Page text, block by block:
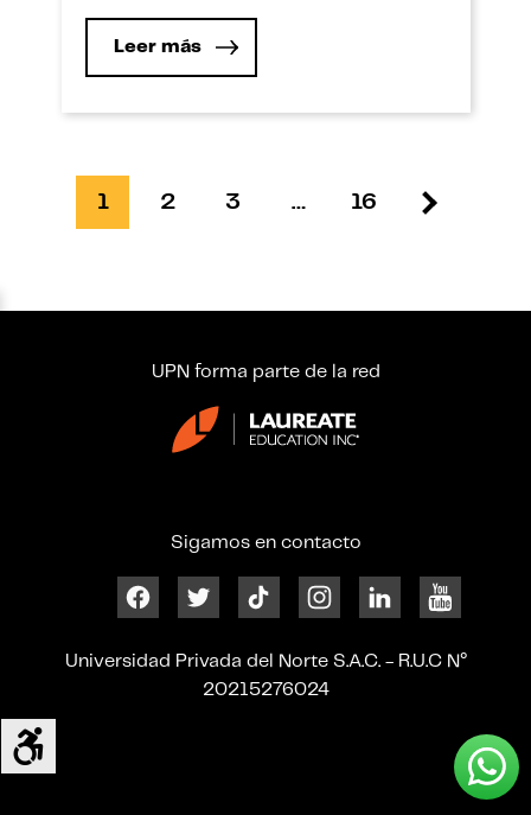
(Ley No 29733). De allí que las empresas
ciberseguridad con una formación
Leer más
1 2 3 … 16
UPN forma parte de la red
Sigamos en contacto
Universidad Privada del Norte S.A.C. - R.U.C N°
20215276024